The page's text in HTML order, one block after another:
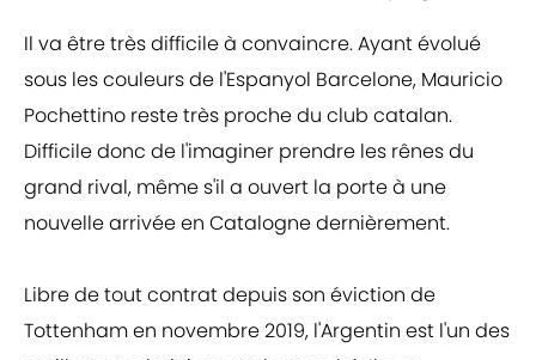
Il va être très difficile à convaincre. Ayant évolué
sous les couleurs de l'Espanyol Barcelone, Mauricio
Pochettino reste très proche du club catalan.
Difficile donc de l'imaginer prendre les rênes du
grand rival, même s'il a ouvert la porte à une
nouvelle arrivée en Catalogne dernièrement.
Libre de tout contrat depuis son éviction de
Tottenham en novembre 2019, l'Argentin est l'un des